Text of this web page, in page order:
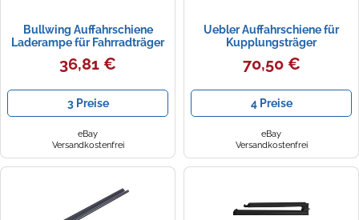
Bullwing Auffahrschiene
Laderampe für Fahrradträger
Laderampe für schwere E-
Bikes und Fahrräder, Schwarz
36,81 €
3 Preise
eBay
Versandkostenfrei
Uebler Auffahrschiene für
Kupplungsträger
70,50 €
4 Preise
eBay
Versandkostenfrei